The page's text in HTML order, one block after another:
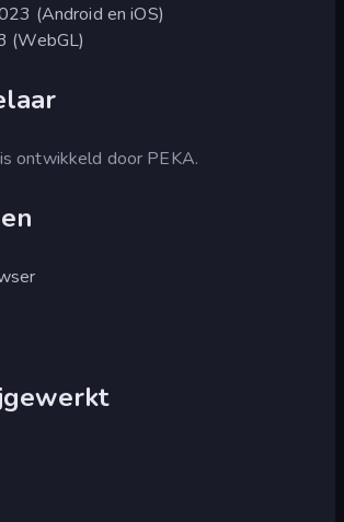
(Android en iOS)
(WebGL)
ontwikkeld door PEKA.